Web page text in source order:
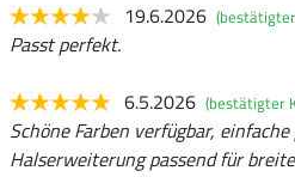
19.6.2026
Passt perfekt.
6.5.2026 (bestätigter
Schöne Farben verfügbar,
Halserweiterung passend für